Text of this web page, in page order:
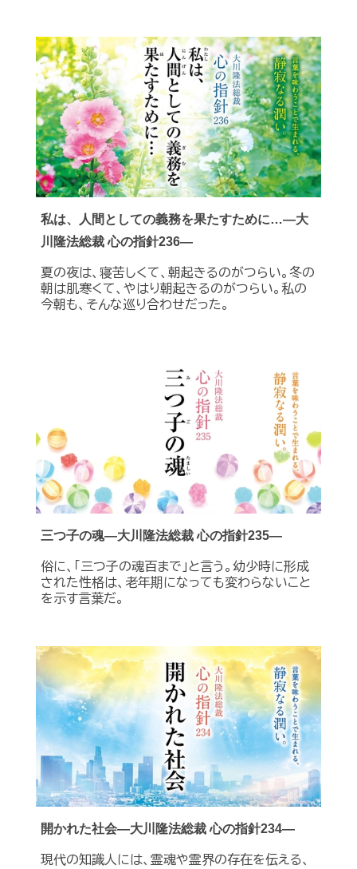
私は、人間としての義務を果たすために…―大
川隆法総裁 心の指針236―
夏の夜は、寝苦しくて、朝起きるのがつらい。冬の
朝は肌寒くて、やはり朝起きるのがつらい。私の
今朝も、そんな巡り合わせだった。
三つ子の魂―大川隆法総裁 心の指針235―
俗に、「三つ子の魂百まで」と言う。幼少時に形成
された性格は、老年期になっても変わらないこと
を示す言葉だ。
開かれた社会―大川隆法総裁 心の指針234―
現代の知識人には、霊魂や霊界の存在を伝える、